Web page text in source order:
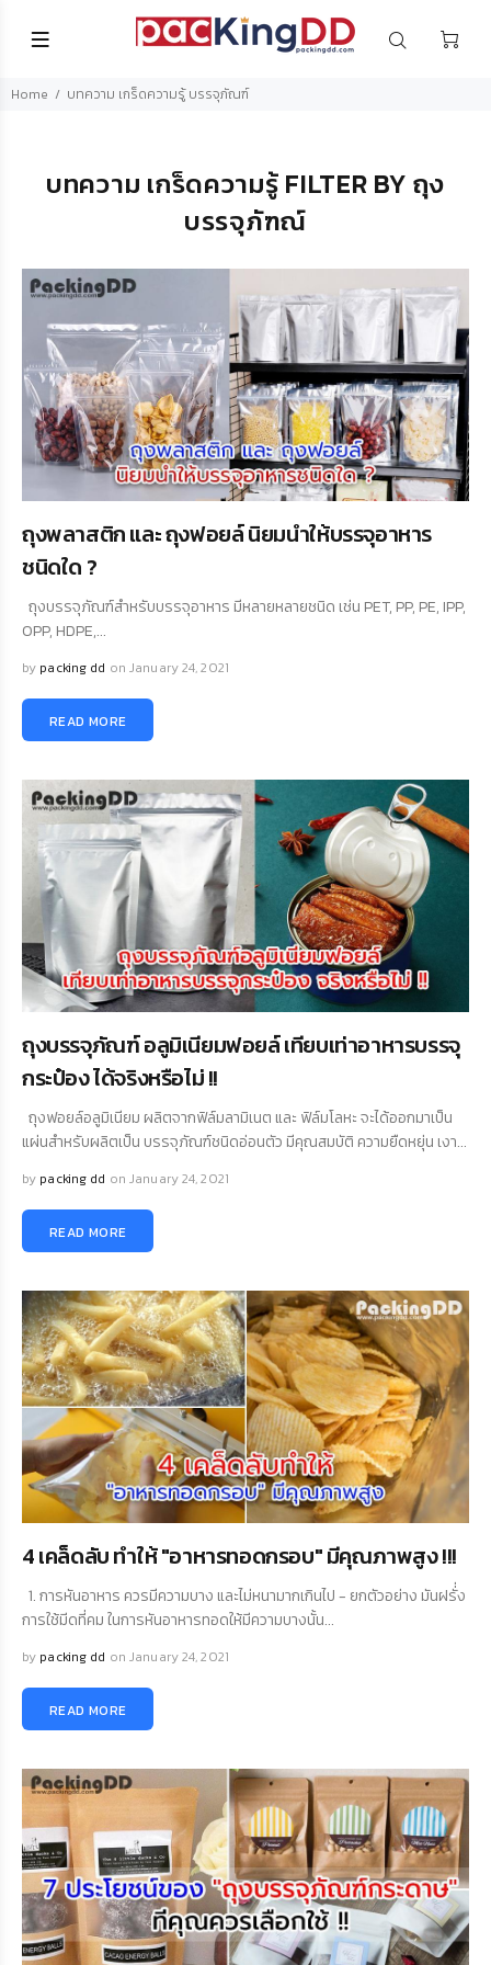
Home บทความ เกร็ดความรู้ บรรจุภัณฑ์
บทความ เกร็ดความรู้ FILTER BY ถุง
บรรจุภัฑณ์
ถุงพลาสติก และ ถุงฟอยล์ นิยมนำให้บรรจุอาหาร
ชนิดใด ?
ถุงบรรจุภัณฑ์สำหรับบรรจุอาหาร มีหลายหลายชนิด เช่น PET, PP, PE, IPP,
OPP, HDPE,...
by packing dd on January 24, 2021
READ MORE
ถุงบรรจุภัณฑ์ อลูมิเนียมฟอยล์ เทียบเท่าอาหารบรรจุ
กระป๋อง ได้จริงหรือไม่ !!
ถุงฟอยล์อลูมิเนียม ผลิตจากฟิล์มลามิเนต และ ฟิล์มโลหะ จะได้ออกมาเป็น
แผ่นสำหรับผลิตเป็น บรรจุภัณฑ์ชนิดอ่อนตัว มีคุณสมบัติ ความยืดหยุ่น เงา...
by packing dd on January 24, 2021
READ MORE
4 เคล็ดลับ ทำให้ "อาหารทอดกรอบ" มีคุณภาพสูง !!!
1. การหันอาหาร ควรมีความบาง และไม่หนามากเกินไป - ยกตัวอย่าง มันฝรั่่ง
การใช้มีดที่คม ในการหันอาหารทอดให้มีความบางนั้น...
by packing dd on January 24, 2021
READ MORE